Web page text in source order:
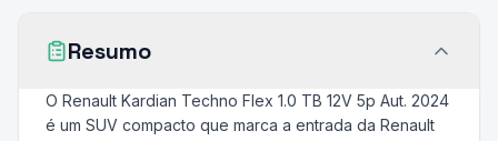
Resumo
O Renault Kardian Techno Flex 1.0 TB 12V 5p Aut. 2024
é um SUV compacto que marca a entrada da Renault